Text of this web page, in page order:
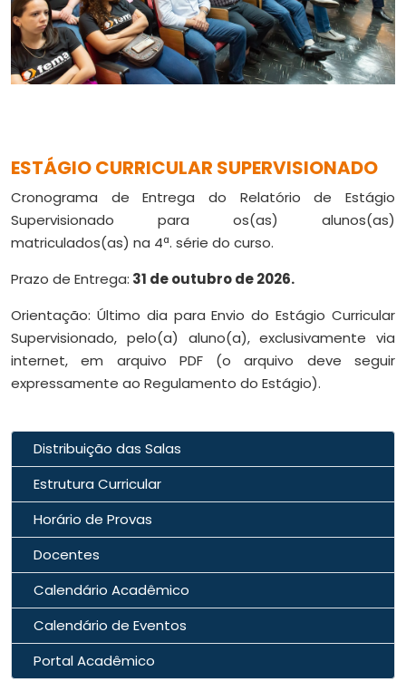
ESTÁGIO CURRICULAR SUPERVISIONADO
Cronograma de Entrega do Relatório de Estágio
Supervisionado para os(as) alunos(as)
matriculados(as) na 4ª. série do curso.
Prazo de Entrega: 31 de outubro de 2026.
Orientação: Último dia para Envio do Estágio Curricular
Supervisionado, pelo(a) aluno(a), exclusivamente via
internet, em arquivo PDF (o arquivo deve seguir
expressamente ao Regulamento do Estágio).
Distribuição das Salas
Estrutura Curricular
Horário de Provas
Docentes
Calendário Acadêmico
Calendário de Eventos
Portal Acadêmico